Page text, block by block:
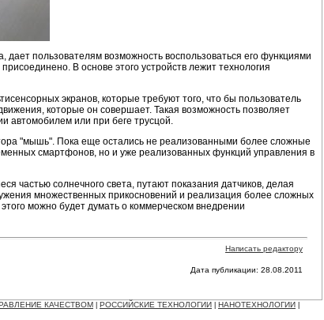
пользователям возможность воспользоваться его функциями
В основе этого устройств лежит технология
экранов, которые требуют того, что бы пользователь
которые он совершает. Такая возможность позволяет
автомобилем или при беге трусцой.
"мышь". Пока еще остались не реализованными более сложные
смартфонов, но и уже реализованных функций управления в
солнечного света, путают показания датчиков, делая
множественных прикосновений и реализация более сложных
можно будет думать о коммерческом внедрении
Написать редактору
Дата публикации: 28.08.2011
КАЧЕСТВОМ РОССИЙСКИЕ ТЕХНОЛОГИИ НАНОТЕХНОЛОГИИ